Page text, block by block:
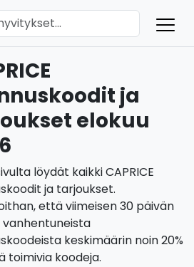
ja
elokuu
löydät kaikki CAPRICE
ja tarjoukset.
että viimeisen 30 päivän
vanhentuneista
keskimäärin noin 20%
toimivia koodeja.